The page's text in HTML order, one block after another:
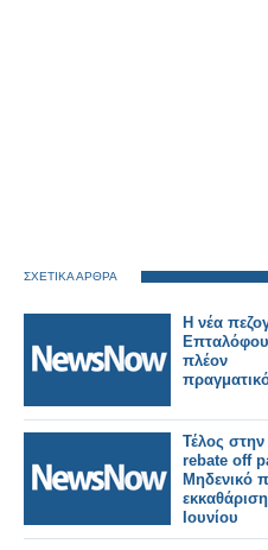
ΣΧΕΤΙΚΑ ΑΡΘΡΑ
Η νέα
Επταλόφου
πλέον
Τέλος
rebate off
Μηδενικό
Ιουνίου